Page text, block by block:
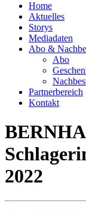
Home
Aktuelles
Storys
Mediadaten
Abo &
Abo
Partnerbereich
Kontakt
2022